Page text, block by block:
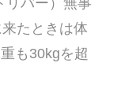
バー）無事
たときは体
も30kgを超